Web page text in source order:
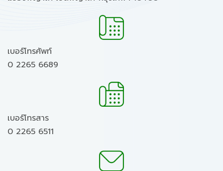
เบอร์โทรศัพท์
0 2265 6689
เบอร์โทรสาร
0 2265 6511